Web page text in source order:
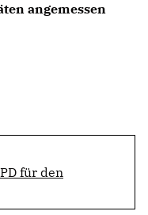
angemessen
für den